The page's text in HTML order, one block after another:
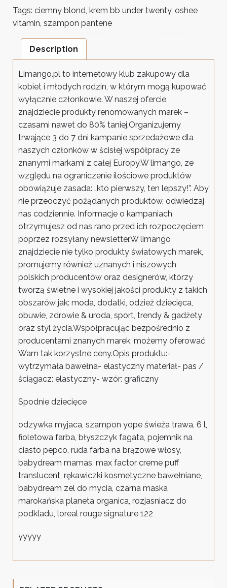
Tags: ciemny blond, krem bb under twenty, oshee
vitamin, szampon pantene
Description
Limango.pl to internetowy klub zakupowy dla
kobiet i młodych rodzin, w którym mogą kupować
wyłącznie członkowie. W naszej ofercie
znajdziecie produkty renomowanych marek –
czasami nawet do 80% taniej.Organizujemy
trwające 3 do 7 dni kampanie sprzedażowe dla
naszych członków w ścisłej współpracy ze
znanymi markami z całej Europy.W limango, ze
względu na ograniczenie ilościowe produktów
obowiązuje zasada: „kto pierwszy, ten lepszy!”. Aby
nie przeoczyć pożądanych produktów, odwiedzaj
nas codziennie. Informacje o kampaniach
otrzymujesz od nas rano przed ich rozpoczęciem
poprzez rozsyłany newsletter.W limango
znajdziecie nie tylko produkty światowych marek,
promujemy również uznanych i niszowych
polskich producentów oraz designerów, którzy
tworzą świetne i wysokiej jakości produkty z takich
obszarów jak: moda, dodatki, odzież dziecięca,
obuwie, zdrowie & uroda, sport, trendy & gadżety
oraz styl życia.Współpracując bezpośrednio z
producentami znanych marek, możemy oferować
Wam tak korzystne ceny.Opis produktu:-
wytrzymała bawełna- elastyczny materiał- pas /
ściągacz: elastyczny- wzór: graficzny
Spodnie dziecięce
odzywka myjaca, szampon yope świeża trawa, 6 l,
fioletowa farba, błyszczyk fagata, pojemnik na
ciasto pepco, ruda farba na brązowe włosy,
babydream mamas, max factor creme puff
translucent, rękawiczki kosmetyczne bawełniane,
babydream zel do mycia, czarna maska
marokańska planeta organica, rozjasniacz do
podkladu, loreal rouge signature 122
yyyyy